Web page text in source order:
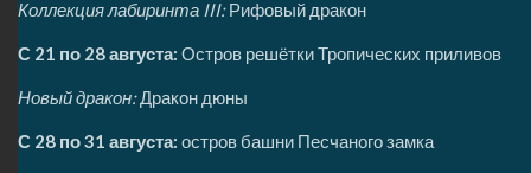
Коллекция лабиринта III:Рифовый дракон
С 21 по 28 августа: Остров решётки Тропических приливов
Новый дракон:Дракон дюны
С 28 по 31 августа: остров башни Песчаного замка